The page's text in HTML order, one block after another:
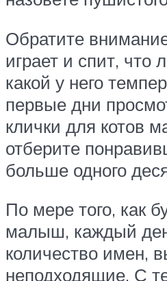
Обратите
играет и спит, что
какой у него
первые дни
клички для котов
отберите
больше одного
По мере того, как
малыш, каждый
количество имен,
неподходящие. С